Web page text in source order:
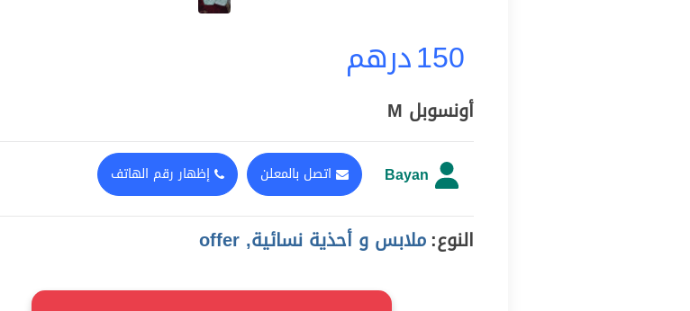
150درهم
أونسوبل M
Bayan اتصل بالمعلن إظهار رقم الهاتف
النوع:ملابس و أحذية نسائية, offer